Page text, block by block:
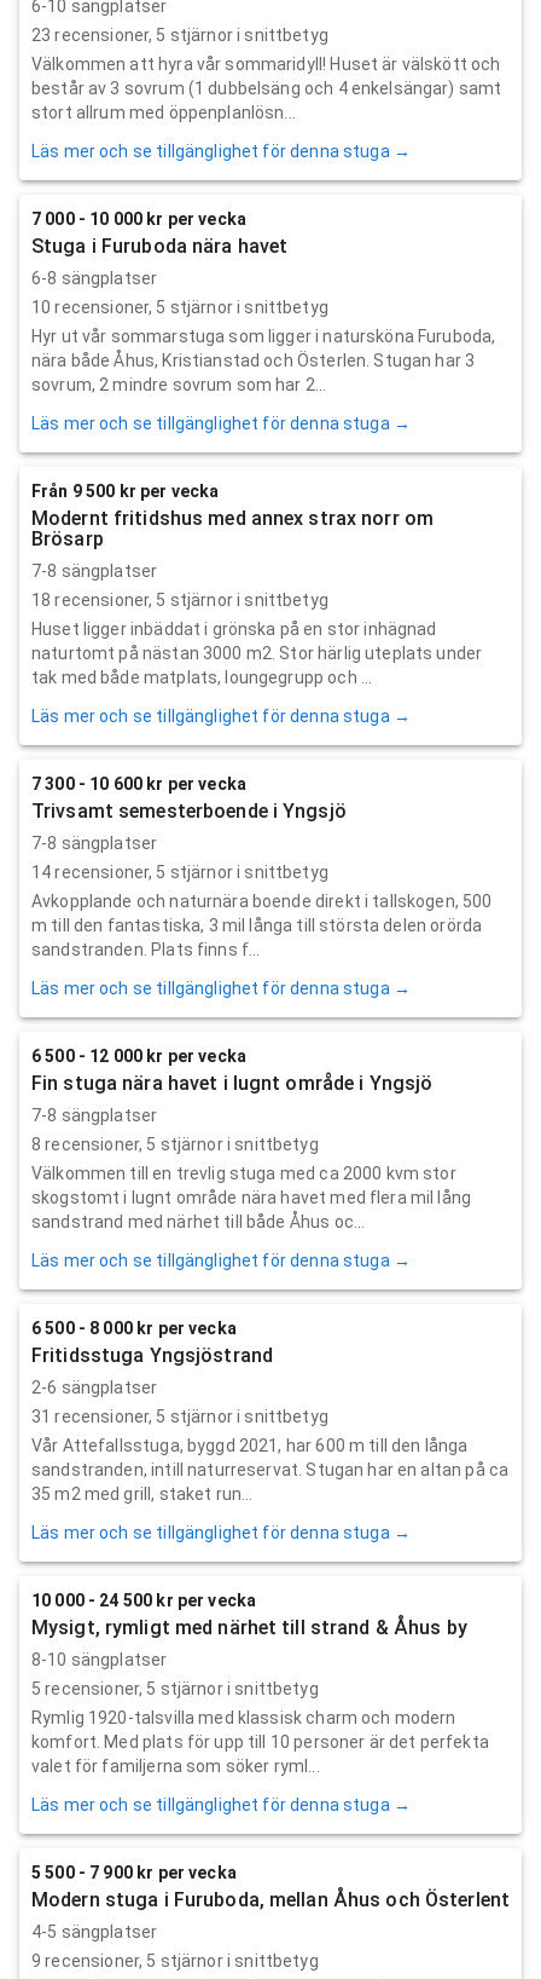
6-10 sängplatser
23 recensioner, 5 stjärnor i snittbetyg
Välkommen att hyra vår sommaridyll! Huset är välskött och
består av 3 sovrum (1 dubbelsäng och 4 enkelsängar) samt
stort allrum med öppenplanlösn...
Läs mer och se tillgänglighet för denna stuga →
7 000 - 10 000 kr per vecka
Stuga i Furuboda nära havet
6-8 sängplatser
10 recensioner, 5 stjärnor i snittbetyg
Hyr ut vår sommarstuga som ligger i natursköna Furuboda,
nära både Åhus, Kristianstad och Österlen. Stugan har 3
sovrum, 2 mindre sovrum som har 2...
Läs mer och se tillgänglighet för denna stuga →
Från 9 500 kr per vecka
Modernt fritidshus med annex strax norr om
Brösarp
7-8 sängplatser
18 recensioner, 5 stjärnor i snittbetyg
Huset ligger inbäddat i grönska på en stor inhägnad
naturtomt på nästan 3000 m2. Stor härlig uteplats under
tak med både matplats, loungegrupp och ...
Läs mer och se tillgänglighet för denna stuga →
7 300 - 10 600 kr per vecka
Trivsamt semesterboende i Yngsjö
7-8 sängplatser
14recensioner, 5 stjärnor i snittbetyg
Avkopplande och naturnära boende direkt i tallskogen, 500
m till den fantastiska, 3 mil långa till största delen orörda
sandstranden. Plats finns f...
Läs mer och se tillgänglighet för denna stuga →
6 500 - 12 000 kr per vecka
Fin stuga nära havet i lugnt område i Yngsjö
7-8 sängplatser
8 recensioner, 5 stjärnor i snittbetyg
Välkommen till en trevlig stuga med ca 2000 kvm stor
skogstomt i lugnt område nära havet med flera mil lång
sandstrand med närhet till både Åhus oc...
Läs mer och se tillgänglighet för denna stuga →
6 500 - 8 000 kr per vecka
Fritidsstuga Yngsjöstrand
2-6 sängplatser
31 recensioner, 5 stjärnor i snittbetyg
Vår Attefallsstuga, byggd 2021, har 600 m till den långa
sandstranden, intill naturreservat. Stugan har en altan på ca
35 m2 med grill, staket run...
Läs mer och se tillgänglighet för denna stuga →
10 000 - 24 500 kr per vecka
Mysigt, rymligt med närhet till strand & Åhus by
8-10 sängplatser
5 recensioner, 5 stjärnor i snittbetyg
Rymlig 1920-talsvilla med klassisk charm och modern
komfort. Med plats för upp till 10 personer är det perfekta
valet för familjerna som söker ryml...
Läs mer och se tillgänglighet för denna stuga →
5 500 - 7 900 kr per vecka
Modern stuga i Furuboda, mellan Åhus och Österlent
4-5 sängplatser
9 recensioner, 5 stjärnor i snittbetyg